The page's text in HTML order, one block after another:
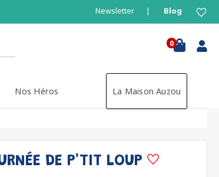
Newsletter Blog
0
Nos Héros La Maison Auzou
DE P'TIT LOUP